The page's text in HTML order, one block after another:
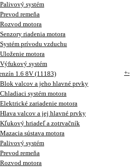
Palivový systém
Prevod remeňa
Rozvod motora
Senzory riadenia motora
Systém prívodu vzduchu
Uloženie motora
Výfukový systém
1.6 8V (11183)
+-
Blok valcov a jeho hlavné prvky
Chladiaci systém motora
Elektrické zariadenie motora
Hlava valcov a jej hlavné prvky
Kľukový hriadeľ a zotrvačník
Mazacia sústava motora
Palivový systém
Prevod remeňa
Rozvod motora